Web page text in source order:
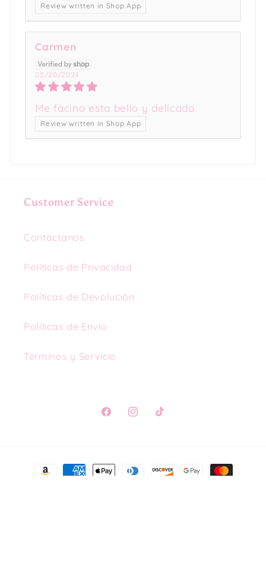
Review written in Shop App
Carmen
05/20/2024
Me facino esta bello y delicado
Review written in Shop App
Customer Service
Contáctanos
Políticas de Privacidad
Políticas de Devolución
Políticas de Envío
Términos y Servicio
FacebookInstagram
TikTok
Formas